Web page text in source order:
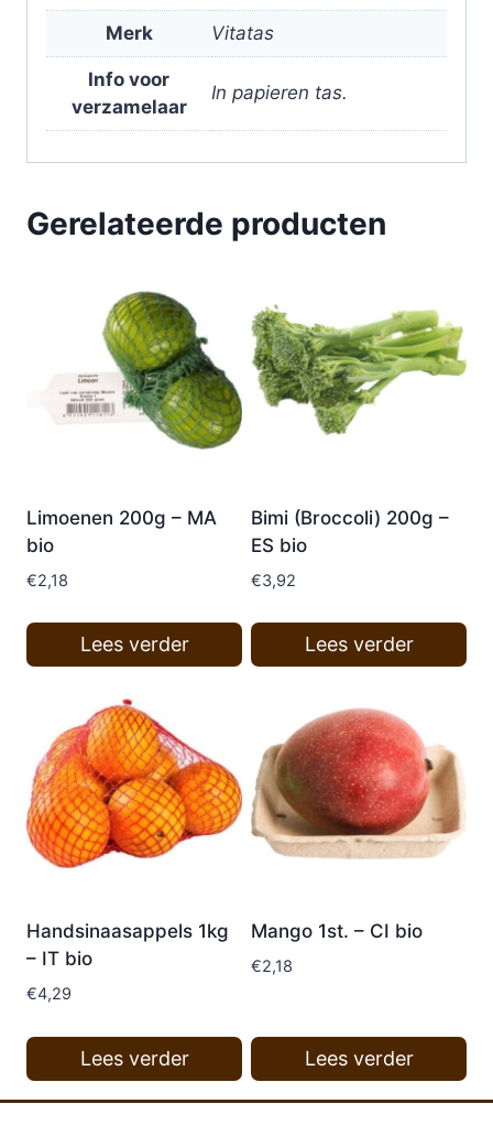
Merk Vitatas
Info voor
verzamelaar
In papieren tas.
Gerelateerde producten
Limoenen 200g – MA
bio
€2,18
Lees verder
Bimi (Broccoli) 200g –
ES bio
€3,92
Lees verder
Handsinaasappels 1kg
– IT bio
€4,29
Lees verder
Mango 1st. – CI bio
€2,18
Lees verder